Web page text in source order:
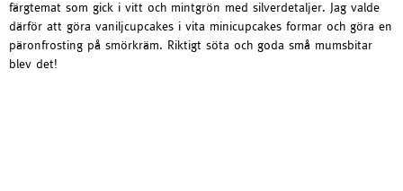
färgtemat som gick i vitt och mintgrön med silverdetaljer. Jag valde
därför att göra vaniljcupcakes i vita minicupcakes formar och göra en
päronfrosting på smörkräm. Riktigt söta och goda små mumsbitar
blev det!